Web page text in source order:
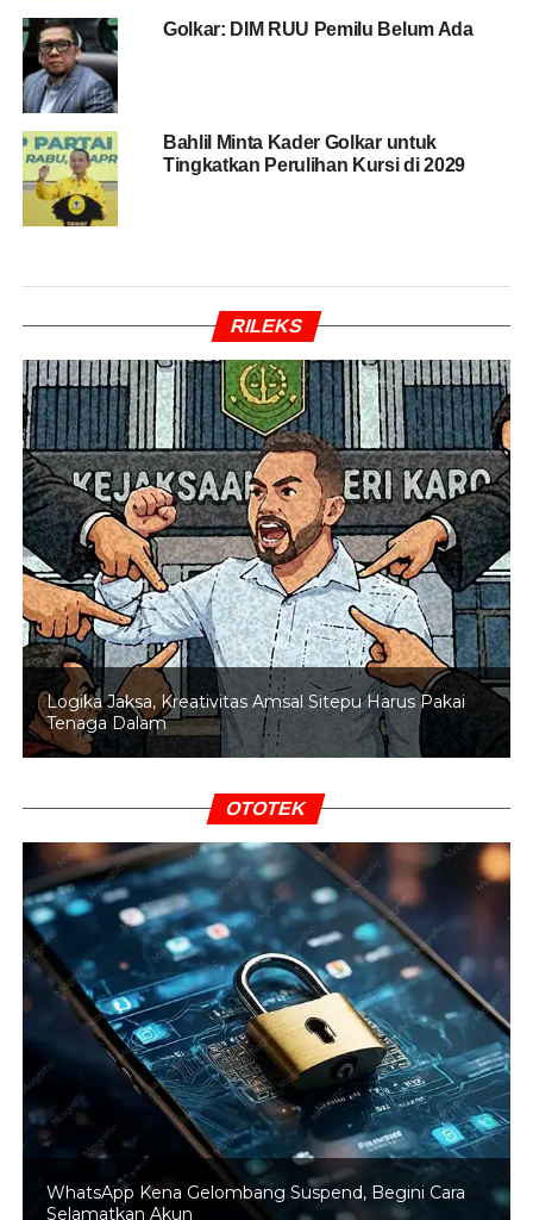
Golkar: DIM RUU Pemilu Belum Ada
Bahlil Minta Kader Golkar untuk
Tingkatkan Perulihan Kursi di 2029
RILEKS
Logika Jaksa, Kreativitas Amsal Sitepu Harus Pakai
Tenaga Dalam
OTOTEK
WhatsApp Kena Gelombang Suspend, Begini Cara
Selamatkan Akun